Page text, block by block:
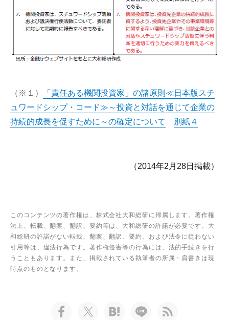
（※１）
「責任ある機関投資家」の諸原則≪日本版スチ
ュワードシップ・コード≫～投資と対話を通じて企業の
持続的成長を促すために～の確定について
別紙４
（2014年2月28日掲載）
このコンテンツの著作権は、株式会社大和総研に帰属します。著作権
法上、転載、翻案、翻訳、要約等は、大和総研の許諾が必要です。大
和総研の許諾がない転載、翻案、翻訳、要約、および法令に従わない
引用等は、違法行為です。著作権侵害等の行為には、法的手続きを行
うこともあります。また、掲載されている執筆者の所属・肩書きは現
時点のものとなります。